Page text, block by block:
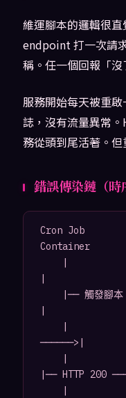
維運腳本的邏輯很
endpoint 打一次請
稱。任一個回報「沒
服務開始每天被重
誌，沒有流量異常
務從頭到尾活著。但
錯誤傳染鏈（時
Cron Job
Container
──────>|
|── HTTP 200